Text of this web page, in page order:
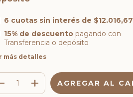
6 cuotas sin interés de $12.016,67
15% de descuentopagando con
Transferencia o depósito
más detalles